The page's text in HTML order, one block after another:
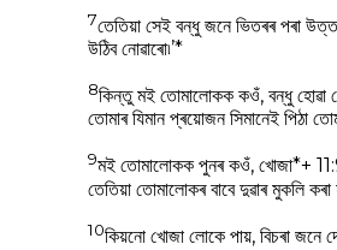
7তেতিয়া সেই বন্ধু জনে ভিতৰৰ পৰা
উঠিব নোৱাৰো৷’*
8কিন্তু মই তোমালোকক কওঁ, বন্ধু হোৱা
তোমাৰ যিমান প্ৰয়োজন সিমানেই পিঠা
9মই তোমালোকক পুনৰ কওঁ, খোজা*+ 11:9
তেতিয়া তোমালোকৰ বাবে দুৱাৰ মুকলি
10কিয়নো খোজা লোকে পায়, বিচৰা জনে